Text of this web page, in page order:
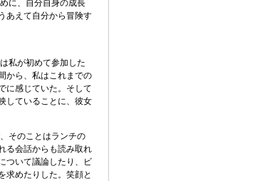
に、自分自身の成長
あえて自分から冒険す
私が初めて参加した
から、私はこれまでの
に感じていた。そして
していることに、彼女
そのことはランチの
る会話からも読み取れ
ついて議論したり、ビ
求めたりした。笑顔と